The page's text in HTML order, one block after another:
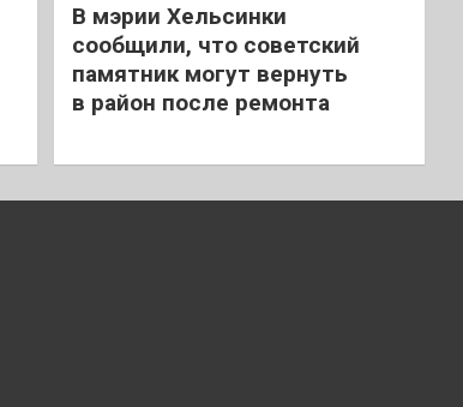
В мэрии Хельсинки
сообщили, что советский
памятник могут вернуть
в район после ремонта